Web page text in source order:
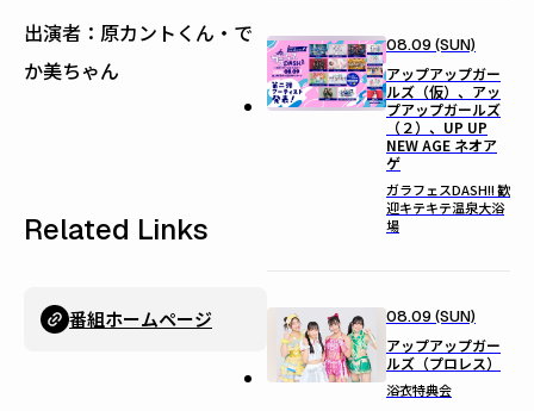
出演者：原カントくん・で
か美ちゃん
Related Links
番組ホームページ
08.09 (SUN)
アップアップガー
ルズ（仮）、アッ
プアップガールズ
（２）、UP UP
NEW AGE ネオア
ゲ
ガラフェスDASH!! 歓
迎キテキテ温泉大浴
場
08.09 (SUN)
アップアップガー
ルズ（プロレス）
浴衣特典会